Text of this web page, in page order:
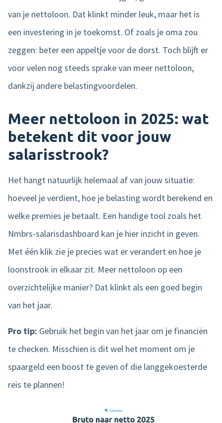
van je nettoloon. Dat klinkt minder leuk, maar het is
een investering in je toekomst. Of zoals je oma zou
zeggen: beter een appeltje voor de dorst. Toch blijft er
voor velen nog steeds sprake van meer nettoloon,
dankzij andere belastingvoordelen.
Meer nettoloon in 2025: wat
betekent dit voor jouw
salarisstrook?
Het hangt natuurlijk helemaal af van jouw situatie:
hoeveel je verdient, hoe je belasting wordt berekend en
welke premies je betaalt. Een handige tool zoals het
Nmbrs-salarisdashboard kan je hier inzicht in geven.
Met één klik zie je precies wat er verandert en hoe je
loonstrook in elkaar zit. Meer nettoloon op een
overzichtelijke manier? Dat klinkt als een goed begin
van het jaar.
Pro tip: Gebruik het begin van het jaar om je financiën
te checken. Misschien is dit wel het moment om je
spaargeld een boost te geven of die langgekoesterde
reis te plannen!